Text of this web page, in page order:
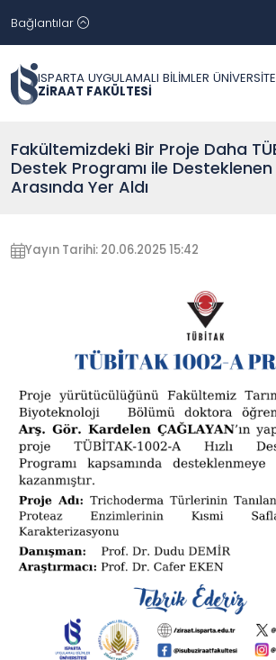
Bağlantılar
ISPARTA UYGULAMALI BİLİMLER
ZİRAAT FAKÜLTESİ
Fakültemizdeki Bir Proje Daha
Destek Programı ile
Arasında Yer Aldı
Yayın Tarihi: 20.06.2025 15:42